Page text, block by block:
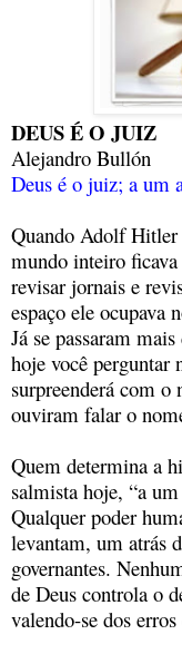
DEUS É O JUIZ
Alejandro Bullón
Deus é o juiz; a um
Quando Adolf Hitler
mundo inteiro ficava
revisar jornais e
espaço ele ocupava
Já se passaram
hoje você
surpreenderá com o
ouviram falar o
Quem determina a
salmista hoje, “a
Qualquer poder
levantam, um atrás
governantes.
de Deus controla o
valendo-se dos